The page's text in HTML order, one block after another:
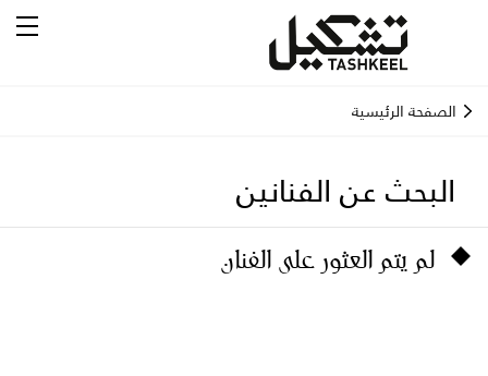
الصفحة الرئيسية
البحث عن الفنانين
لم يتم العثور على الفنان